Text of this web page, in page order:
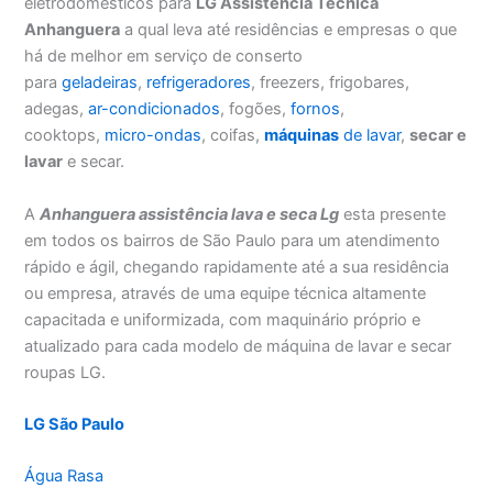
Anhanguera a qual leva até residências e empresas o que
há de melhor em serviço de conserto
parageladeiras, refrigeradores, freezers, frigobares,
adegas,ar-condicionados, fogões,fornos,
cooktops, micro-ondas, coifas,máquinas de lavar,secar e
lavar e secar.
AAnhanguera assistência lava e seca Lg esta presente
em todos os bairros de São Paulo para um atendimento
rápido e ágil, chegando rapidamente até a sua residência
ou empresa, através de uma equipe técnica altamente
capacitada e uniformizada, com maquinário próprio e
atualizado para cada modelo de máquina de lavar e secar
roupas LG.
LG São Paulo
Água Rasa